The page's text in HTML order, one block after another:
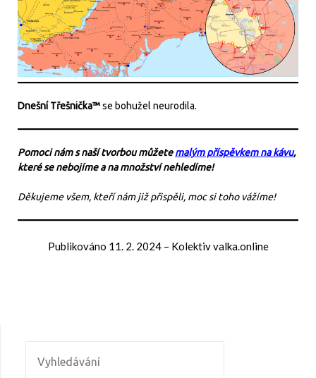
Dnešní Třešnička™se bohužel neurodila.
Pomoci nám s naší tvorbou můžetemalým příspěvkem na kávu,
které se nebojíme a na množství nehledíme!
Děkujeme všem, kteří nám již přispěli, moc si toho vážíme!
Publikováno 11. 2. 2024– Kolektiv valka.online